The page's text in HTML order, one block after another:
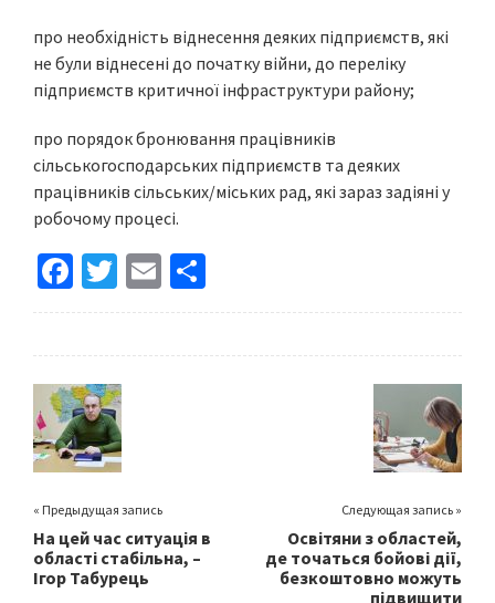
про необхідність віднесення деяких підприємств, які
не були віднесені до початку війни, до переліку
підприємств критичної інфраструктури району;
про порядок бронювання працівників
сільськогосподарських підприємств та деяких
працівників сільських/міських рад, які зараз задіяні у
робочому процесі.
Fa
ce
o
o
k
T
wi
er
E
m h
« Предыдущая запись
На цей час ситуація в
області стабільна, –
Ігор Табурець
Следующая запись »
Освітяни з областей,
де точаться бойові дії,
безкоштовно можуть
підвищити